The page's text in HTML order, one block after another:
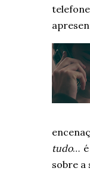
tudo… é
sobre a